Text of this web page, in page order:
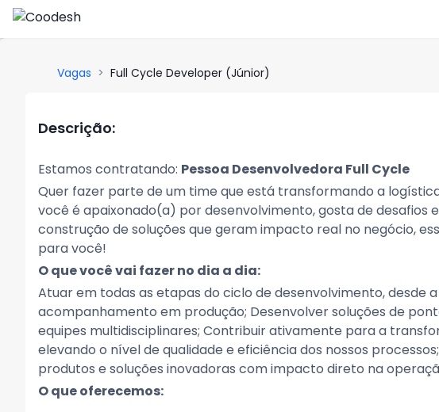
Vagas > Full Cycle Developer (Júnior)
Descrição:
Estamos contratando: Pessoa Desenvolvedora Full Cycle
Quer fazer parte de um time que está transformando a
você é apaixonado(a) por desenvolvimento, gosta de desafios
construção de soluções que geram impacto real no negócio,
para você!
O que você vai fazer no dia a dia:
Atuar em todas as etapas do ciclo de desenvolvimento, desde
acompanhamento em produção; Desenvolver soluções de
equipes multidisciplinares; Contribuir ativamente para a
elevando o nível de qualidade e eficiência dos nossos
produtos e soluções inovadoras com impacto direto na
O que oferecemos: